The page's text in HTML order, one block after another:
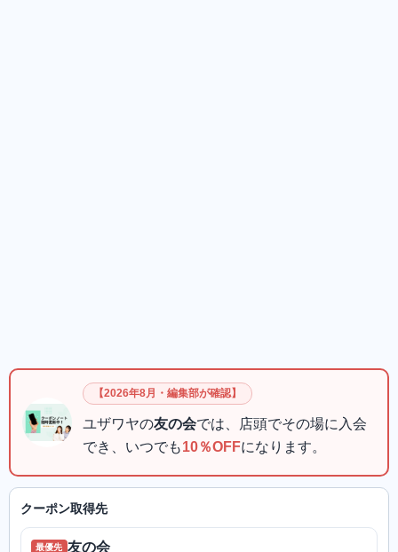
【2026年8月・編集部が確認】
ユザワヤの友の会では、店頭でその場に入会
でき、いつでも10％OFFになります。
クーポン取得先
最優先 友の会